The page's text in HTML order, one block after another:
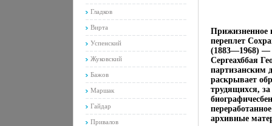
Гладков
Вирта
Успенский
Жуковский
Бажов
Маршак
Гайдар
Привалов
Прижизненное
переплет
(1883—1968) —
Сергеахббая
партизанским
раскрывает
трудящихся,
архивные